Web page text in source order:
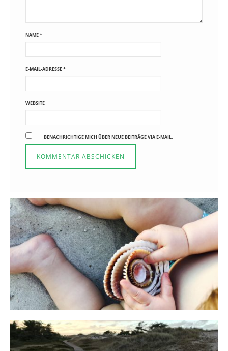
NAME*
E-MAIL-ADRESSE*
WEBSITE
BENACHRICHTIGE MICH ÜBER NEUE BEITRÄGE VIA E-MAIL.
Reisen in der Elternzeit
16. SEPTEMBER 2019